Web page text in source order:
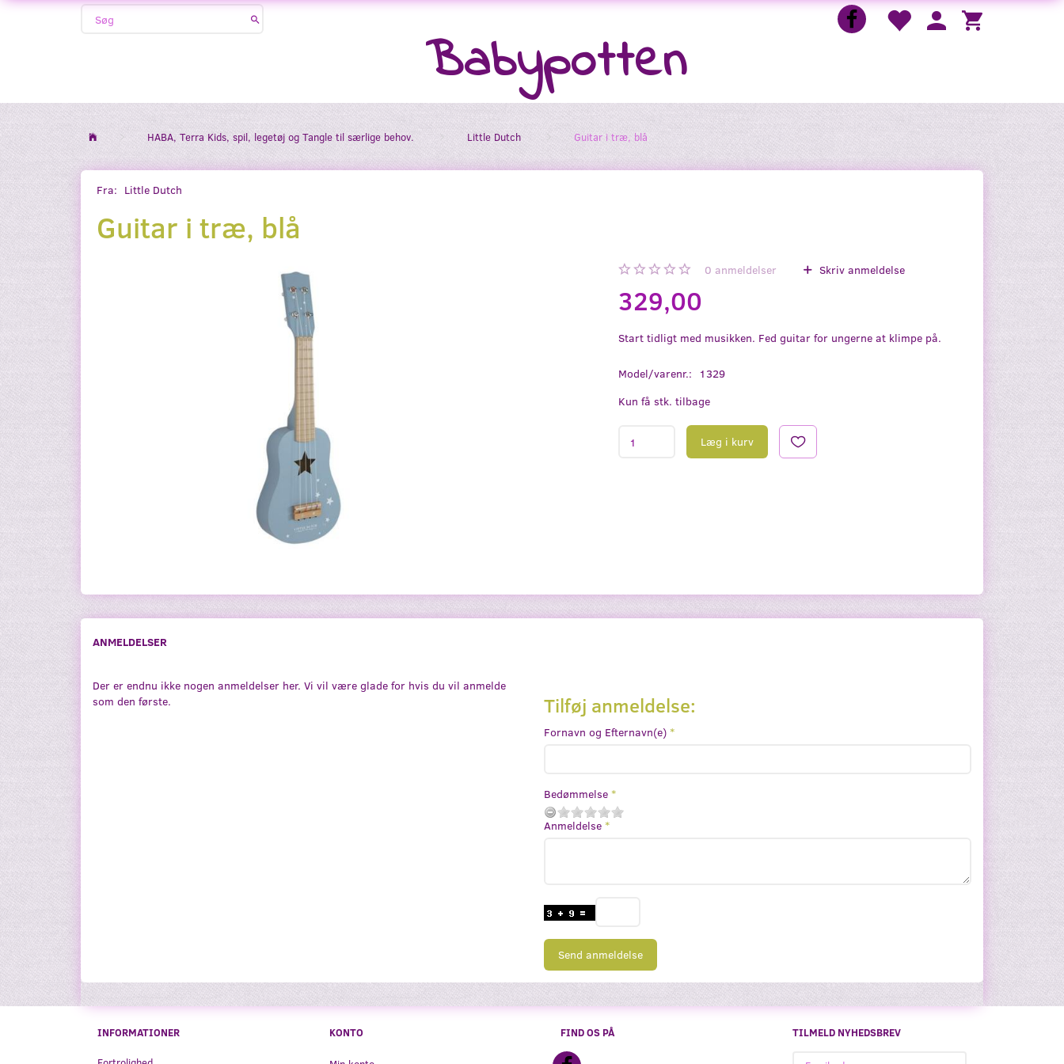
Babypotten
HABA, Terra Kids, spil, legetøj og Tangle til særlige behov. Little Dutch Guitar i træ, blå
Fra: Little Dutch
Guitar i træ, blå
0 anmeldelser Skriv anmeldelse
329,00
Start tidligt med musikken. Fed guitar for ungerne at klimpe på.
Model/varenr.:
1329
Kun få stk. tilbage
Læg i kurv
ANMELDELSER
Der er endnu ikke nogen anmeldelser her. Vi vil være glade for hvis du vil anmelde
som den første.
Tilføj anmeldelse:
Fornavn og Efternavn(e)
Bedømmelse
Anmeldelse
Send anmeldelse
INFORMATIONER KONTO FIND OS PÅ
TILMELD NYHEDSBREV